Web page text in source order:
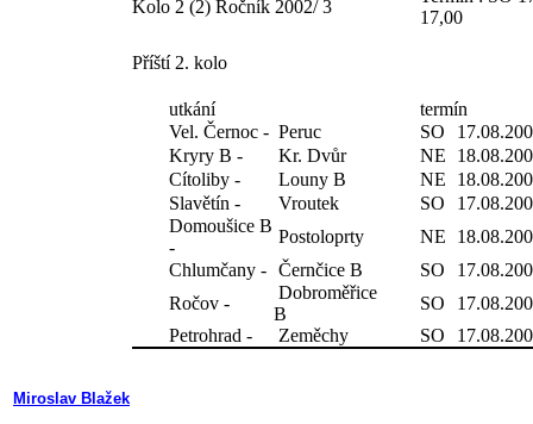
Kolo 2 (2) Ročník 2002/ 3
17,00
Příští 2. kolo
utkání
termín
Vel. Černoc - Peruc SO
Kryry B -
Kr. Dvůr NE
Cítoliby -
Louny B NE
Slavětín -
Vroutek SO
Domoušice B
-
Postoloprty NE
Chlumčany - Černčice B SO
Ročov -
Dobroměřice
B
SO
Petrohrad -
Zeměchy SO
Miroslav Blažek